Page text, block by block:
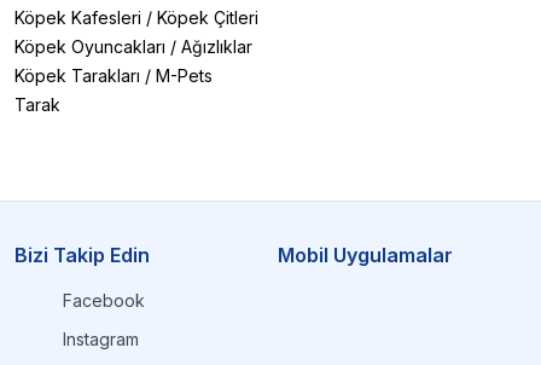
Köpek Kafesleri / Köpek Çitleri
Köpek Oyuncakları / Ağızlıklar
Köpek Tarakları / M-Pets
Tarak
Bizi Takip Edin
Facebook
Instagram
Mobil Uygulamalar